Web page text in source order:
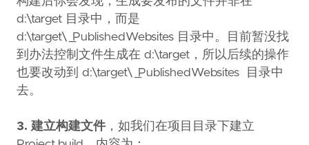
d:\target 目录中，而是
d:\target\_PublishedWebsites 目录中。目前暂没找
到办法控制文件生成在 d:\target，所以后续的操作
也要改动到 d:\target\_PublishedWebsites 目录中
去。
3. 建立构建文件 ，如我们在项目目录下建立